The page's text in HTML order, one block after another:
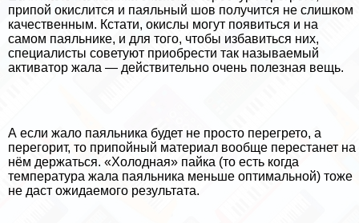
припой окислится и паяльный шов получится не слишком
качественным. Кстати, окислы могут появиться и на
самом паяльнике, и для того, чтобы избавиться них,
специалисты советуют приобрести так называемый
активатор жала — действительно очень полезная вещь.
А если жало паяльника будет не просто перегрето, а
перегорит, то припойный материал вообще перестанет на
нём держаться. «Холодная» пайка (то есть когда
температура жала паяльника меньше оптимальной) тоже
не даст ожидаемого результата.